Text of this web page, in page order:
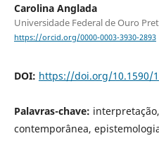
Carolina Anglada
Universidade Federal de Ouro
https://orcid.org/0000-0003-3930-2893
DOI: https://doi.org/10.1590/
Palavras-chave:
contemporânea,